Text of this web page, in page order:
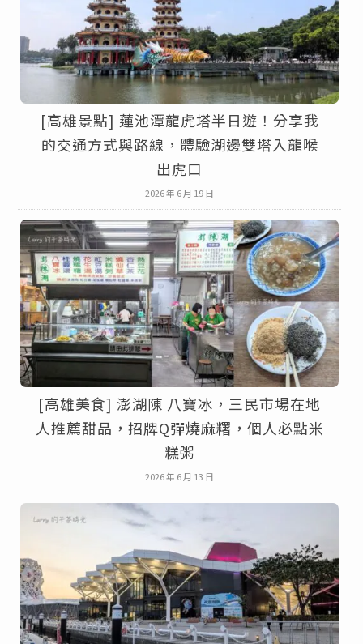
[高雄景點] 蓮池潭龍虎塔半日遊！分享我
的交通方式與路線，體驗湖邊雙塔入龍喉
出虎口
2026 年 6 月 19 日
[高雄美食] 澎湖陳 八寶冰，三民市場在地
人推薦甜品，招牌Q彈燒麻糬，個人必點米
糕粥
2026 年 6 月 13 日